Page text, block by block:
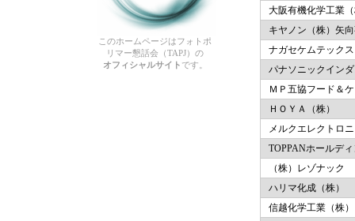
このホームページはフォトポ
リマー懇話会（TAPJ）の
オフィシャルサイト です。
大阪有機化学工業
キヤノン（株）矢
ナガセケムテック
パナソニックイン
ＭＰ五協フード＆
ＨＯＹＡ（株）
メルクエレクトロ
TOPPANホールデ
（株）レゾナック
ハリマ化成（株）
信越化学工業（株）